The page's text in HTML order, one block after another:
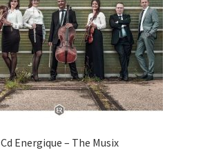
Cd Energique – The Musix